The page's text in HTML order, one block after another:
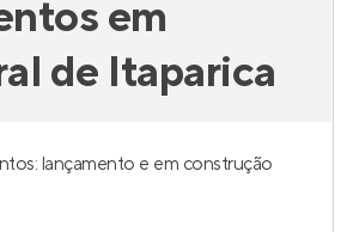
em
de Itaparica
lançamento e em construção